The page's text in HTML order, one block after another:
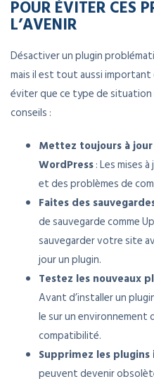
POUR ÉVITER CES
L’AVENIR
Désactiver un plugin
mais il est tout aussi
éviter que ce type de situation
conseils :
Mettez toujours à
WordPress: Les mises
et des problèmes de
Faites des
de sauvegarde comme
sauvegarder votre site
jour un plugin.
Testez les nouveaux
Avant d’installer un
le sur un
compatibilité.
Supprimez les
peuvent devenir